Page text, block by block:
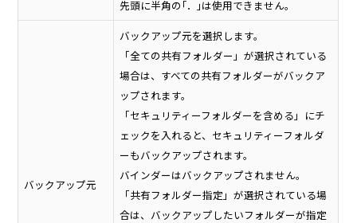
先頭に半角の｢．｣は使用できません。
バックアップ元
バックアップ元を選択します。
「全ての共有フォルダー」が選択されている
場合は、すべての共有フォルダーがバックア
ップされます。
「セキュリティーフォルダーを含める」にチ
ェックを入れると、セキュリティーフォルダ
ーもバックアップされます。
バインダーはバックアップされません。
「共有フォルダー指定」が選択されている場
合は、バックアップしたいフォルダーが指定